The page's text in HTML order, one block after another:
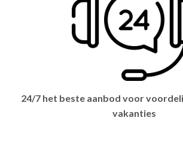
24/7 het beste aanbod voor
vakanties